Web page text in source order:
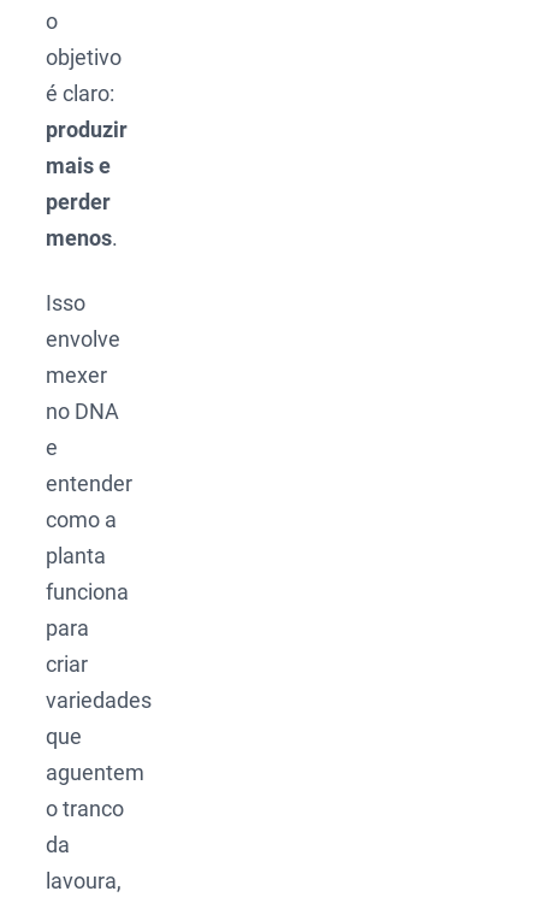
o
objetivo
é claro:
produzir
mais e
perder
menos.
Isso
envolve
mexer
no DNA
e
entender
como a
planta
funciona
para
criar
variedades
que
aguentem
o tranco
da
lavoura,